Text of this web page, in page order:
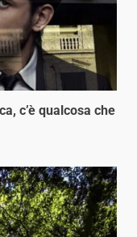
c’è qualcosa che